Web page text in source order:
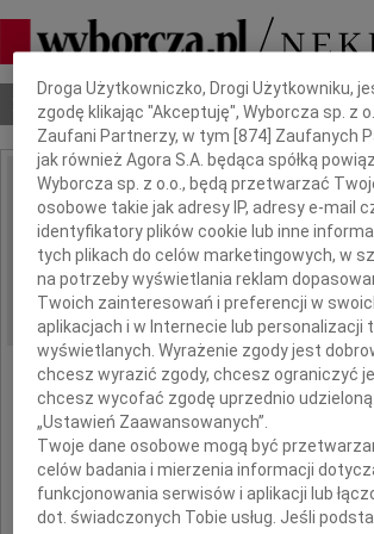
Nekrologi Odeszli Poradnik pogrzebowy
IMIĘ I NAZWISKO: Marian
REGION: Szczecin
DATA EMISJI: 25.04.2012
Z żalem zawiadamiamy,
zmarł nasz
Marian
Dbamy o Twoją prywatność
Droga Użytkowniczko, Drogi Użytkowniku,
zgodę klikając "Akceptuję", Wyborcza sp. z
Zaufani Partnerzy, w tym [874 ] Zaufanych
jak również Agora S.A. będąca spółką
Wyborcza sp. z o.o., będą przetwarzać
osobowe takie jak adresy IP, adresy e-mail
identyfikatory plików cookie lub inne
tych plikach do celów marketingowych, w
na potrzeby wyświetlania reklam
Twoich zainteresowań i preferencji w
aplikacjach i w Internecie lub personalizacji
wyświetlanych. Wyrażenie zgody jest
chcesz wyrazić zgody, chcesz ograniczyć
chcesz wycofać zgodę uprzednio
„Ustawień Zaawansowanych”.
Twoje dane osobowe mogą być
celów badania i mierzenia informacji
funkcjonowania serwisów i aplikacji lub
dot. świadczonych Tobie usług. Jeśli